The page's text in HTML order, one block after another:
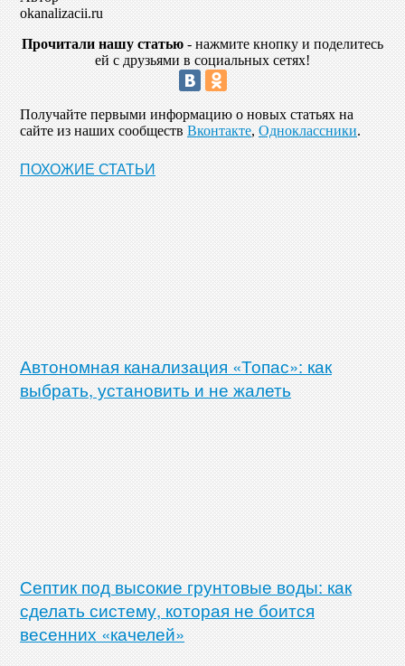
okanalizacii.ru
Прочитали нашу статью - нажмите кнопку и поделитесь
ей с друзьями в социальных сетях!
Получайте первыми информацию о новых статьях на
сайте из наших сообществ Вконтакте, Одноклассники.
ПОХОЖИЕ СТАТЬИ
Автономная канализация «Топас»: как
выбрать, установить и не жалеть
Септик под высокие грунтовые воды: как
сделать систему, которая не боится
весенних «качелей»